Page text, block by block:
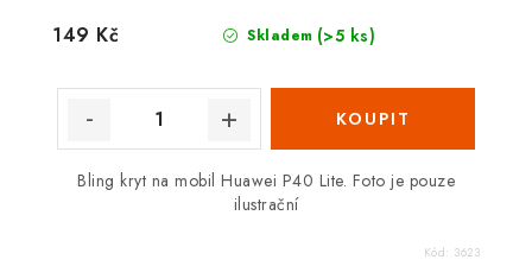
Skladem (>5 ks)
149 Kč
Bling kryt na mobil Huawei P40 Lite. Foto je pouze
ilustrační
Kód: 3623